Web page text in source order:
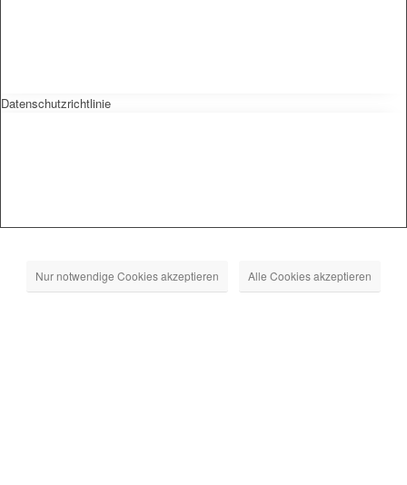
Datenschutzrichtlinie
Nur notwendige Cookies akzeptieren Alle Cookies akzeptieren